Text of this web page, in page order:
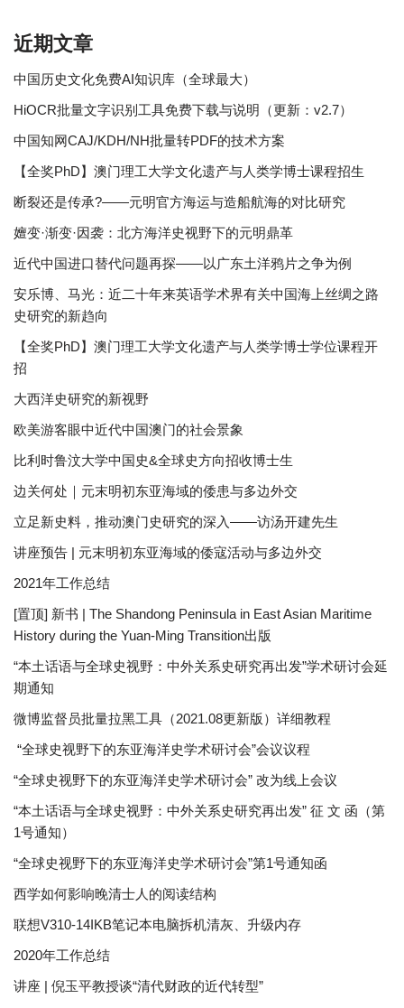
近期文章
中国历史文化免费AI知识库（全球最大）
HiOCR批量文字识别工具免费下载与说明（更新：v2.7）
中国知网CAJ/KDH/NH批量转PDF的技术方案
【全奖PhD】澳门理工大学文化遗产与人类学博士课程招生
断裂还是传承?——元明官方海运与造船航海的对比研究
嬗变·渐变·因袭：北方海洋史视野下的元明鼎革
近代中国进口替代问题再探——以广东土洋鸦片之争为例
安乐博、马光：近二十年来英语学术界有关中国海上丝绸之路
史研究的新趋向
【全奖PhD】澳门理工大学文化遗产与人类学博士学位课程开
招
大西洋史研究的新视野
欧美游客眼中近代中国澳门的社会景象
比利时鲁汶大学中国史&全球史方向招收博士生
边关何处｜元末明初东亚海域的倭患与多边外交
立足新史料，推动澳门史研究的深入——访汤开建先生
讲座预告 | 元末明初东亚海域的倭寇活动与多边外交
2021年工作总结
[置顶] 新书 | The Shandong Peninsula in East Asian Maritime
History during the Yuan-Ming Transition出版
“本土话语与全球史视野：中外关系史研究再出发”学术研讨会延
期通知
微博监督员批量拉黑工具（2021.08更新版）详细教程
“全球史视野下的东亚海洋史学术研讨会”会议议程
“全球史视野下的东亚海洋史学术研讨会” 改为线上会议
“本土话语与全球史视野：中外关系史研究再出发” 征 文 函（第
1号通知）
“全球史视野下的东亚海洋史学术研讨会”第1号通知函
西学如何影响晚清士人的阅读结构
联想V310-14IKB笔记本电脑拆机清灰、升级内存
2020年工作总结
讲座 | 倪玉平教授谈“清代财政的近代转型”